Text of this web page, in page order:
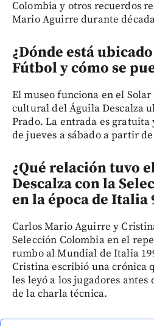
Colombia y otros recuerdos
Mario Aguirre durante
¿Dónde está
Fútbol y cómo se
El museo funciona en el
cultural del Águila Descalza
Prado. La entrada es
de jueves a sábado a partir
¿Qué relación tuvo
Descalza con la
en la época de Italia
Carlos Mario Aguirre y
Selección Colombia en el
rumbo al Mundial de Italia
Cristina escribió una crónica
les leyó a los jugadores
de la charla técnica.